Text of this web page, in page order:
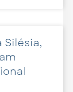
Silésia,